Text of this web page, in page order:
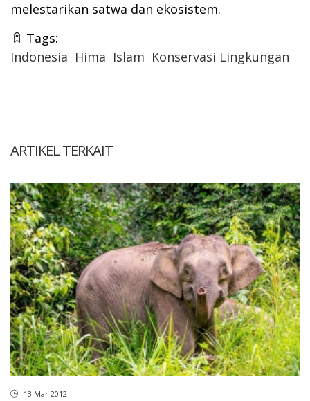
melestarikan satwa dan ekosistem.
Tags:
Indonesia Hima Islam Konservasi Lingkungan
ARTIKEL TERKAIT
13 Mar 2012